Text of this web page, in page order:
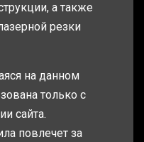
а также
резки
на данном
только с
сайта.
повлечет за